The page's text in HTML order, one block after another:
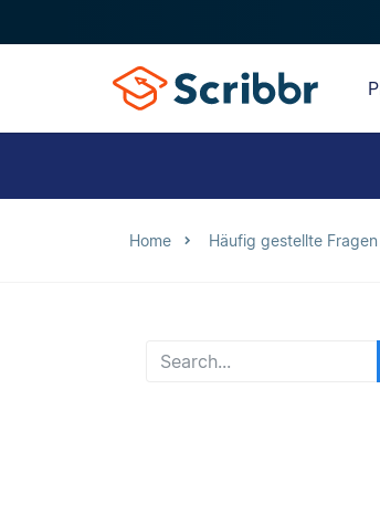
Home Häufig gestellte Fragen